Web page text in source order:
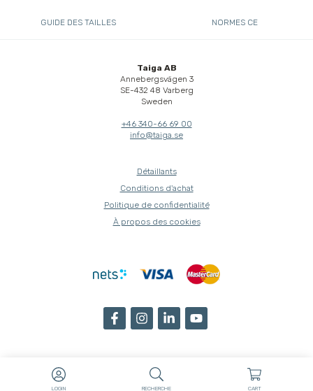
LOGIN RECHERCHE CART
GUIDE DES TAILLES NORMES CE
Taiga AB
Annebergsvägen 3
SE-432 48 Varberg
Sweden
+46 340-66 69 00
info@taiga.se
Détaillants
Conditions d'achat
Politique de confidentialité
À propos des cookies